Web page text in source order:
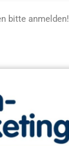
bitte anmelden!